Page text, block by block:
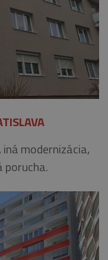
modernizácia,
porucha.